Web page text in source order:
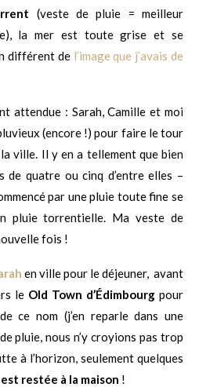
(veste de pluie = meilleur
la mer est toute grise et se
différent de l’image que j’avais de
attendue : Sarah, Camille et moi
(encore !) pour faire le tour
ville. Il y en a tellement que bien
de quatre ou cinq d’entre elles –
par une pluie toute fine se
pluie torrentielle. Ma veste de
fois !
en ville pour le déjeuner, avant
le Old Town d’Édimbourg pour
ce nom (j’en reparle dans une
pluie, nous n’y croyions pas trop
à l’horizon, seulement quelques
restée à la maison !